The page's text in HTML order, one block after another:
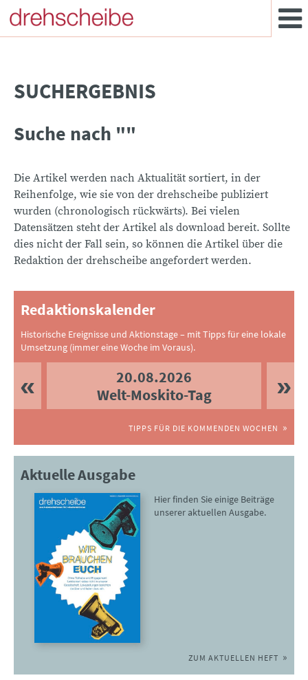
SUCHERGEBNIS
Suche nach ""
Die Artikel werden nach Aktualität sortiert, in der
Reihenfolge, wie sie von der drehscheibe publiziert
wurden (chronologisch rückwärts). Bei vielen
Datensätzen steht der Artikel als download bereit. Sollte
dies nicht der Fall sein, so können die Artikel über die
Redaktion der drehscheibe angefordert werden.
Redaktionskalender
Historische Ereignisse und Aktionstage – mit Tipps für eine lokale
Umsetzung (immer eine Woche im Voraus).
20.08.2026
Welt-Moskito-Tag
TIPPS FÜR DIE KOMMENDEN WOCHEN
Aktuelle Ausgabe
Hier finden Sie einige Beiträge
unserer aktuellen Ausgabe.
ZUM AKTUELLEN HEFT